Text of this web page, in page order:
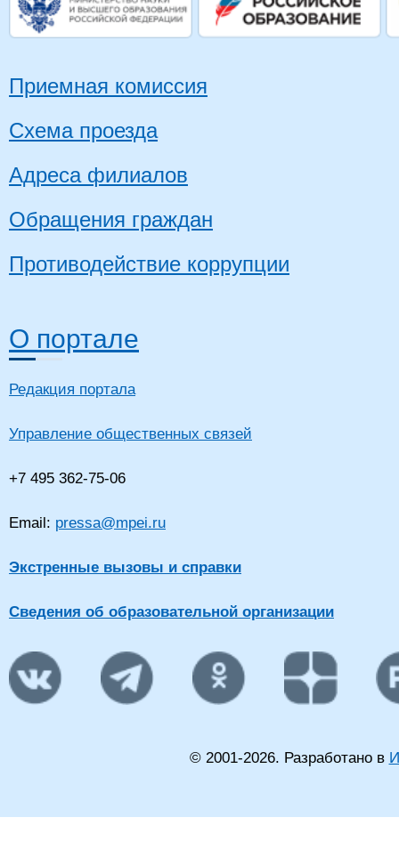
Приемная комиссия
Схема проезда
Адреса филиалов
Обращения граждан
Противодействие коррупции
О портале
Редакция портала
Управление общественных связей
+7 495 362-75-06
Email: pressa@mpei.ru
Экстренные вызовы и справки
Сведения об образовательной организации
© 2001-2026. Разработано в